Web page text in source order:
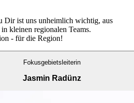
Dir ist uns unheimlich wichtig, aus
kleinen regionalen Teams.
- für die Region!
Fokusgebietsleiterin
Jasmin Radünz